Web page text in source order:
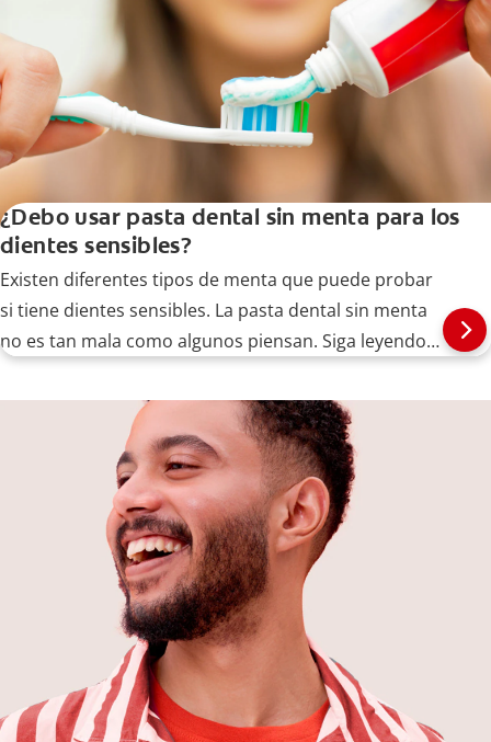
¿Debo usar pasta dental sin menta para los
dientes sensibles?
Existen diferentes tipos de menta que puede probar
si tiene dientes sensibles. La pasta dental sin menta
no es tan mala como algunos piensan. Siga leyendo